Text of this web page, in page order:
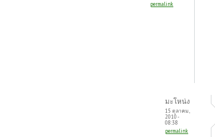
permalink
มะโหน่ง
15 ตุลาคม,
2010 -
08:38
permalink